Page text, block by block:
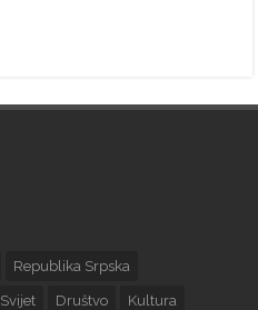
Republika Srpska
Svijet Društvo Kultura